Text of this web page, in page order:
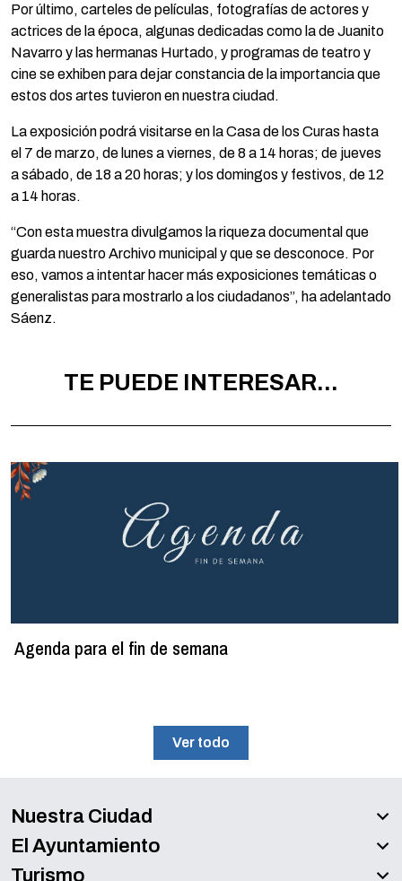
Por último, carteles de películas, fotografías de actores y
actrices de la época, algunas dedicadas como la de Juanito
Navarro y las hermanas Hurtado, y programas de teatro y
cine se exhiben para dejar constancia de la importancia que
estos dos artes tuvieron en nuestra ciudad.
La exposición podrá visitarse en la Casa de los Curas hasta
el 7 de marzo, de lunes a viernes, de 8 a 14 horas; de jueves
a sábado, de 18 a 20 horas; y los domingos y festivos, de 12
a 14 horas.
“Con esta muestra divulgamos la riqueza documental que
guarda nuestro Archivo municipal y que se desconoce. Por
eso, vamos a intentar hacer más exposiciones temáticas o
generalistas para mostrarlo a los ciudadanos”, ha adelantado
Sáenz.
TE PUEDE INTERESAR...
Agenda para el fin de semana
Ver todo
Nuestra Ciudad
El Ayuntamiento
Turismo